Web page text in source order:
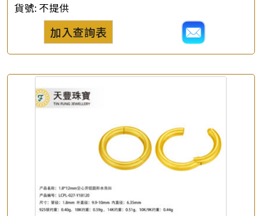
貨號: 不提供
加入查詢表